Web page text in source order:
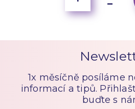
1x měsíčně posíláme
informací a tipů.
buďte s